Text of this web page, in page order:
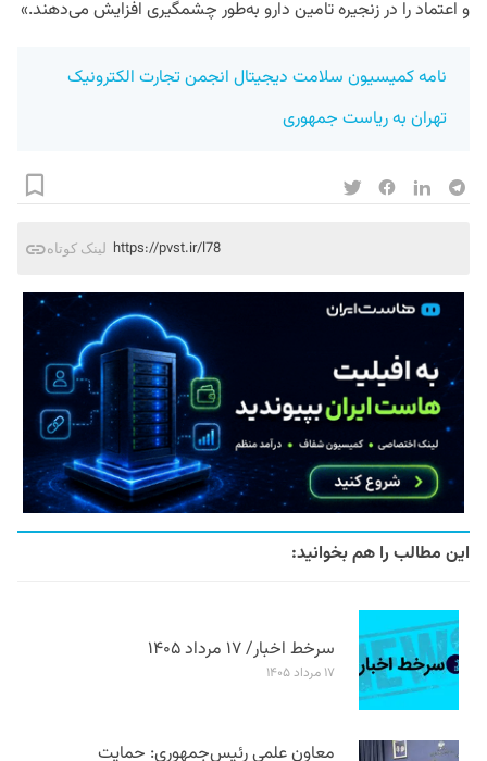
و اعتماد را در زنجیره تامین دارو به‌طور چشمگیری افزایش می‌دهند.»
تهران به ریاست جمهوری
لینک کوتاه https://pvst.ir/l78
این مطالب را هم بخوانید:
سرخط اخبار/ ۱۷ مرداد ۱۴۰۵
۱۷ مرداد ۱۴۰۵
معاون علمی رئیس‌جمهوری: حمایت